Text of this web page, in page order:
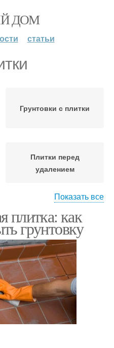
ДОМ
статьи
Грунтовки с плитки
Плитки перед
удалением
Показать все
плитка: как
грунтовку